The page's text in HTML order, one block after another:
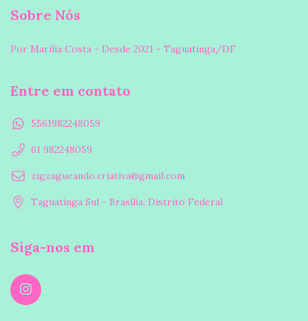
Sobre Nós
Por Marília Costa - Desde 2021 - Taguatinga/DF
Entre em contato
5561982248059
61 982248059
zigzagueando.criativa@gmail.com
Taguatinga Sul - Brasília, Distrito Federal
Siga-nos em